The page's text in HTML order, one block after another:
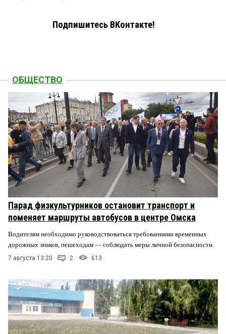
Подпишитесь ВКонтакте!
ОБЩЕСТВО
Парад физкультурников остановит транспорт и
поменяет маршруты автобусов в центре Омска
Водителям необходимо руководствоваться требованиями временных
дорожных знаков, пешеходам — соблюдать меры личной безопасности.
7 августа 13:20 2 613